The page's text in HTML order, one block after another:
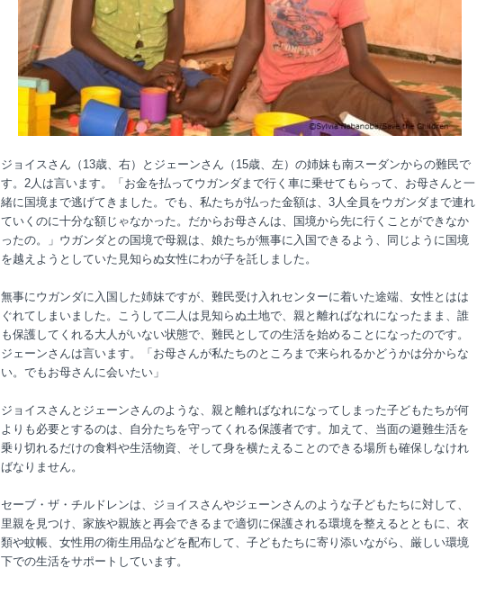
ジョイスさん（13歳、右）とジェーンさん（15歳、左）の姉妹も南スーダンからの難民で
す。2人は言います。「お金を払ってウガンダまで行く車に乗せてもらって、お母さんと一
緒に国境まで逃げてきました。でも、私たちが払った金額は、3人全員をウガンダまで連れ
ていくのに十分な額じゃなかった。だからお母さんは、国境から先に行くことができなか
ったの。」ウガンダとの国境で母親は、娘たちが無事に入国できるよう、同じように国境
を越えようとしていた見知らぬ女性にわが子を託しました。
無事にウガンダに入国した姉妹ですが、難民受け入れセンターに着いた途端、女性とはは
ぐれてしまいました。こうして二人は見知らぬ土地で、親と離ればなれになったまま、誰
も保護してくれる大人がいない状態で、難民としての生活を始めることになったのです。
ジェーンさんは言います。「お母さんが私たちのところまで来られるかどうかは分からな
い。でもお母さんに会いたい」
ジョイスさんとジェーンさんのような、親と離ればなれになってしまった子どもたちが何
よりも必要とするのは、自分たちを守ってくれる保護者です。加えて、当面の避難生活を
乗り切れるだけの食料や生活物資、そして身を横たえることのできる場所も確保しなけれ
ばなりません。
セーブ・ザ・チルドレンは、ジョイスさんやジェーンさんのような子どもたちに対して、
里親を見つけ、家族や親族と再会できるまで適切に保護される環境を整えるとともに、衣
類や蚊帳、女性用の衛生用品などを配布して、子どもたちに寄り添いながら、厳しい環境
下での生活をサポートしています。